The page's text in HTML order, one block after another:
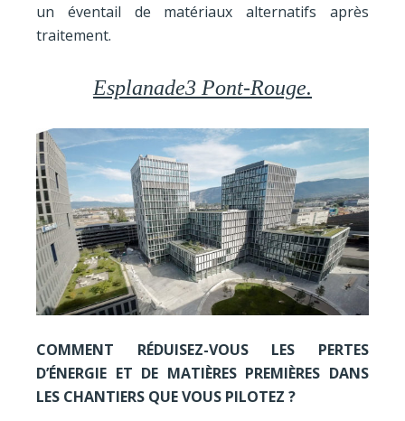
un éventail de matériaux alternatifs après
traitement.
Esplanade3 Pont-Rouge.
COMMENT RÉDUISEZ-VOUS LES PERTES
D’ÉNERGIE ET DE MATIÈRES PREMIÈRES DANS
LES CHANTIERS QUE VOUS PILOTEZ ?